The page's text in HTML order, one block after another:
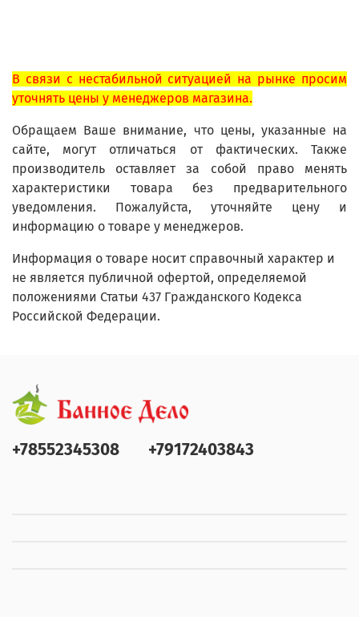
В связи с нестабильной ситуацией на рынке просим
уточнять цены у менеджеров магазина.
Обращаем Ваше внимание, что цены, указанные на
сайте, могут отличаться от фактических. Также
производитель оставляет за собой право менять
характеристики товара без предварительного
уведомления. Пожалуйста, уточняйте цену и
информацию о товаре у менеджеров.
Информация о товаре носит справочный характер и
не является публичной офертой, определяемой
положениями Статьи 437 Гражданского Кодекса
Российской Федерации.
+78552345308 +79172403843